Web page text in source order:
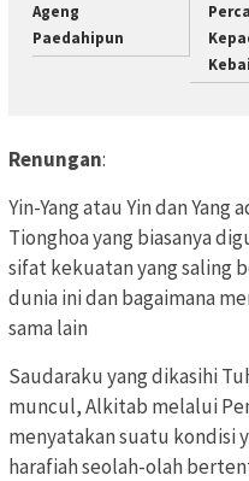
Ageng
Paedahipun
Renungan:
Yin-Yang atau Yin dan
Tionghoa yang biasanya
sifat kekuatan yang saling
dunia ini dan bagaimana
sama lain
Saudaraku yang dikasihi
muncul, Alkitab melalui
menyatakan suatu kondisi
harafiah seolah-olah